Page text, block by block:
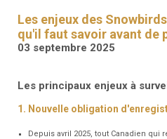
Les enjeux des
qu'il faut savoir avant de
03 septembre 2025
Les principaux enjeux à
1. Nouvelle obligation
Depuis avril 2025, tout Canadien qui